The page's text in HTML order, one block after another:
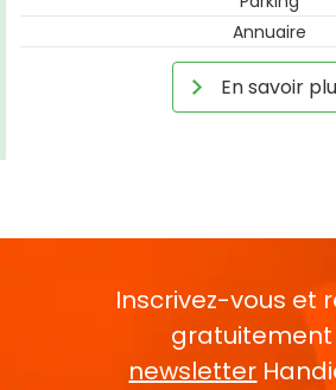
Annuaire
En savoir
Inscrivez-vous et
gratuitement
newsletter